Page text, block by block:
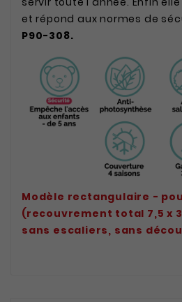
et répond aux normes de
P90-308.
Modèle rectangulaire -
(recouvrement total 7,5 x
sans escaliers, sans